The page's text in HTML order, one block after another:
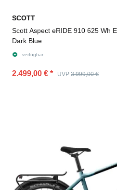
SCOTT
Scott Aspect eRIDE 910 625 Wh
Dark Blue
verfügbar
2.499,00 € * UVP 3.999,00 €